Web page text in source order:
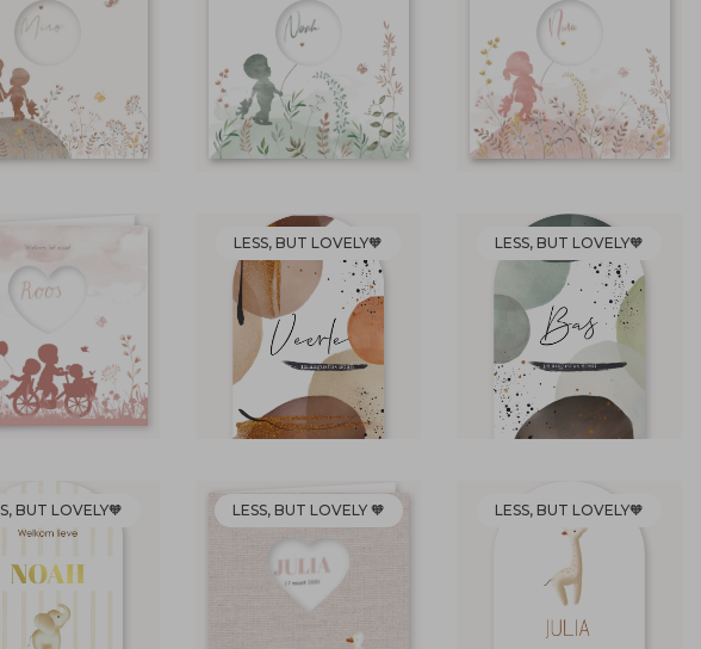
LESS, BUT LOVELY🧡 LESS, BUT LOVELY🧡
BUT LOVELY🧡 LESS, BUT LOVELY 🧡 LESS, BUT LOVELY🧡